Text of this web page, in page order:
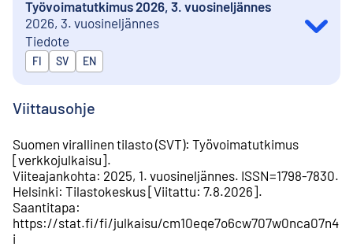
Työvoimatutkimus 2026, 3. vuosineljännes
2026, 3. vuosineljännes
Tiedote
Julkaistaan kielillä
FI SV EN
Viittausohje
Suomen virallinen tilasto (SVT): Työvoimatutkimus
[verkkojulkaisu].
Viiteajankohta: 2025, 1. vuosineljännes. ISSN=1798-7830.
Helsinki: Tilastokeskus[Viitattu: 7.8.2026].
Saantitapa:
https://stat.fi/fi/julkaisu/cm10eqe7o6cw707w0nca07n4
i